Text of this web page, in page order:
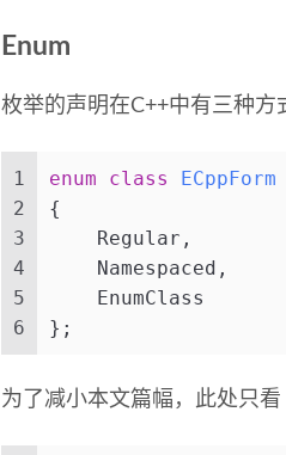
Enum
枚举的声明在C++中有三种方
1
2
3
4
5
6
enum class
ECppForm
{
    Regular,
    Namespaced,
    EnumClass
};
为了减小本文篇幅，此处只